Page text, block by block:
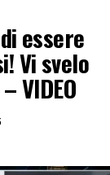
essere
Vi svelo
VIDEO